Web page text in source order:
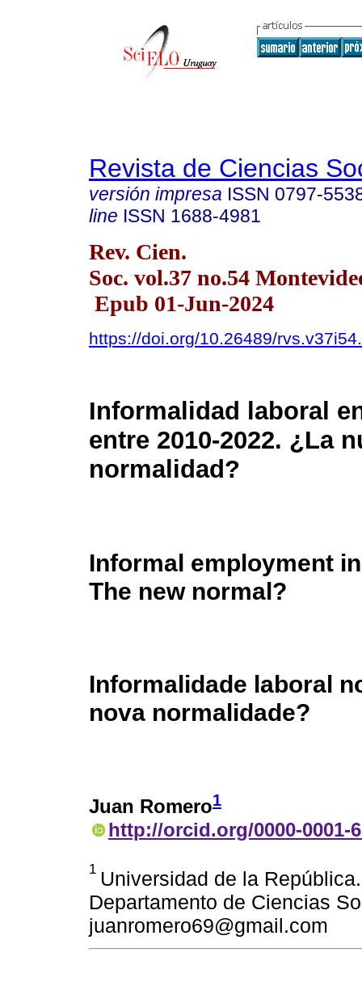
Revista de Ciencias
versión impresa ISSN 0797-
line ISSN 1688-4981
Rev. Cien.
Soc. vol.37 no.54
Epub 01-Jun-2024
https://doi.org/10.26489/
Informalidad laboral
entre 2010-2022. ¿La
normalidad?
Informal employment
The new normal?
Informalidade laboral
nova normalidade?
Juan Romero1
http://orcid.org/0000-0001-
1 Universidad de la
Departamento de Ciencias
juanromero69@gmail.com